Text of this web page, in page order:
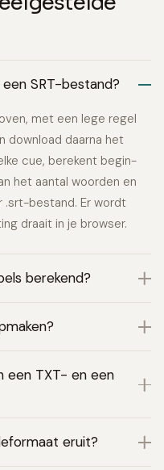
SRT-bestand?
met een lege regel
download daarna het
cue, berekent begin-
het aantal woorden en
.srt-bestand. Er wordt
draait in je browser.
berekend?
een TXT- en een
eruit?